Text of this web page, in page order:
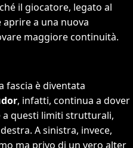
il giocatore, legato al
a una nuova
maggiore continuità.
fascia è diventata
, infatti, continua a dover
questi limiti strutturali,
A sinistra, invece,
ma privo di un vero alter